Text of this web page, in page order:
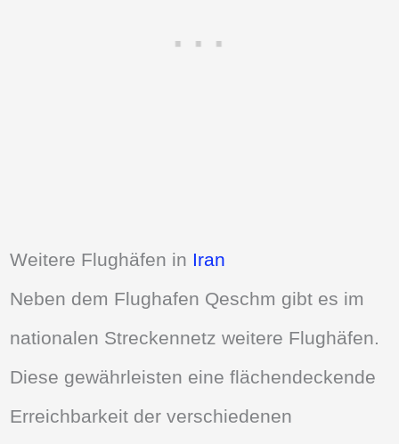
Weitere Flughäfen in Iran
Neben dem Flughafen Qeschm gibt es im
nationalen Streckennetz weitere Flughäfen.
Diese gewährleisten eine flächendeckende
Erreichbarkeit der verschiedenen